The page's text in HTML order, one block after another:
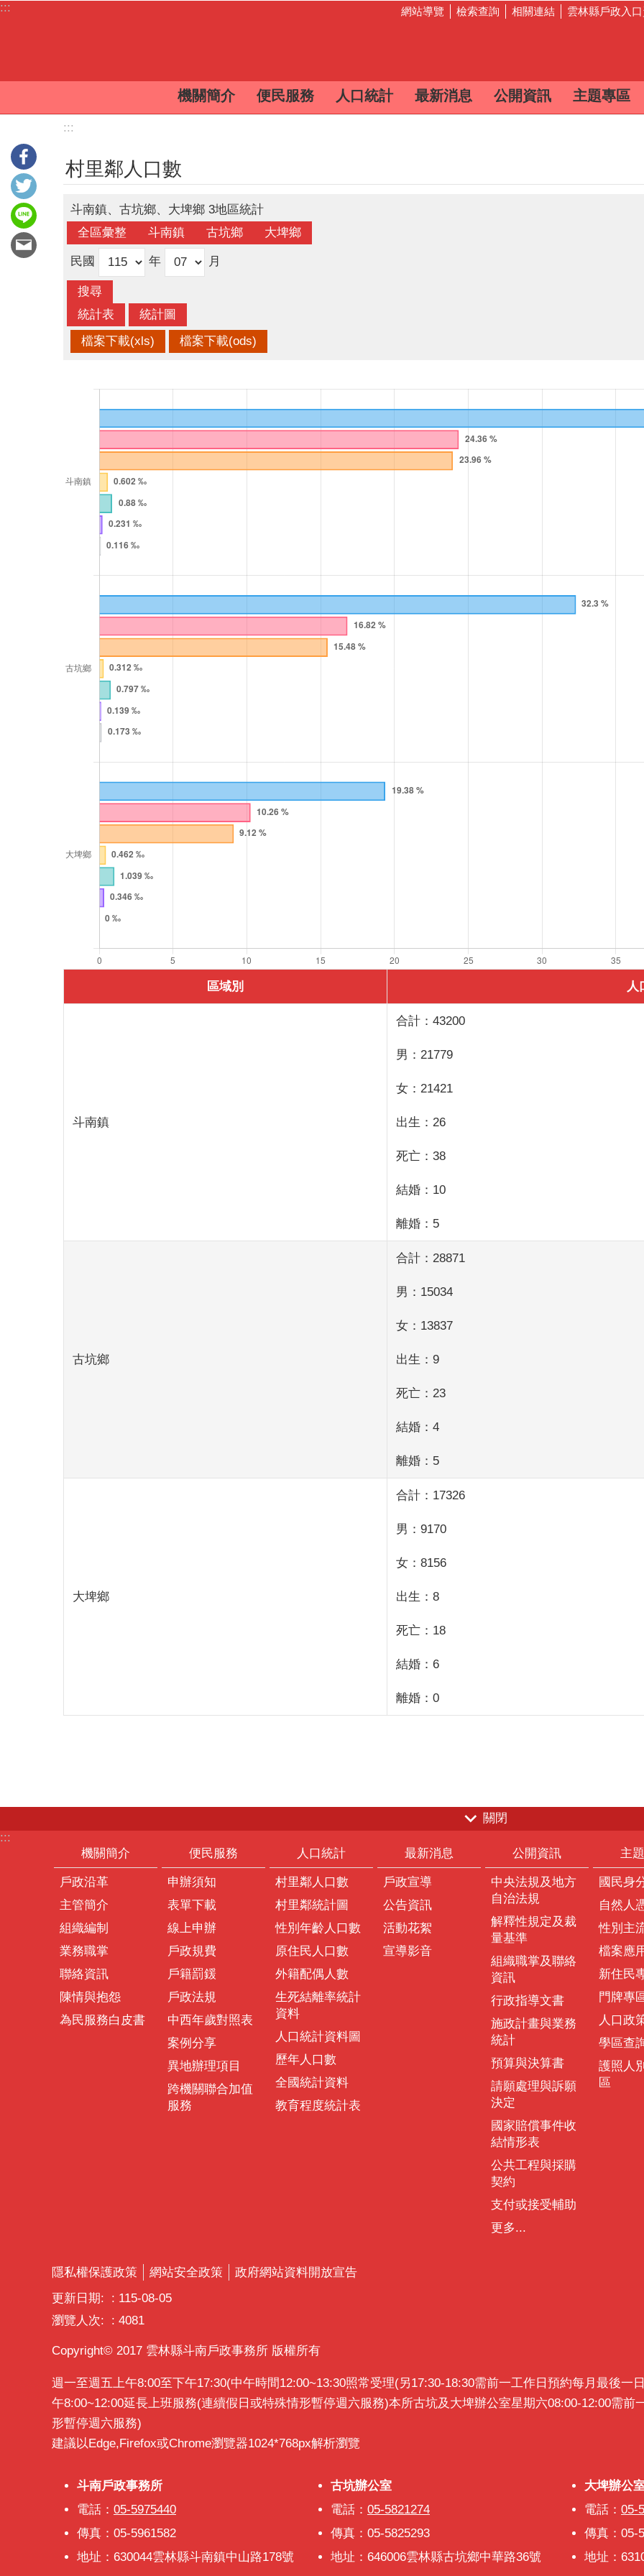
跳到主要內容區塊
::: 網站導覽 檢索查詢 相關連結 雲林縣戶政入
機關簡介 便民服務 人口統計 最新消息 公開資訊 主題專區
:::
村里鄰人口數
斗南鎮、古坑鄉、大埤鄉 3地區統計
民國 年 月
區域別 人
斗南鎮
合計：43200
男：21779
女：21421
出生：26
死亡：38
結婚：10
離婚：5
古坑鄉
合計：28871
男：15034
女：13837
出生：9
死亡：23
結婚：4
離婚：5
大埤鄉
合計：17326
男：9170
女：8156
出生：8
死亡：18
結婚：6
離婚：0
關閉
:::
機關簡介
戶政沿革
主管簡介
組織編制
業務職掌
聯絡資訊
陳情與抱怨
為民服務白皮書
便民服務
申辦須知
表單下載
線上申辦
戶政規費
戶籍罰鍰
戶政法規
中西年歲對照表
案例分享
異地辦理項目
跨機關聯合加值
服務
人口統計
村里鄰人口數
村里鄰統計圖
性別年齡人口數
原住民人口數
外籍配偶人數
生死結離率統計
資料
人口統計資料圖
歷年人口數
全國統計資料
教育程度統計表
最新消息
戶政宣導
公告資訊
活動花絮
宣導影音
公開資訊
中央法規及地方
自治法規
解釋性規定及裁
量基準
組織職掌及聯絡
資訊
行政指導文書
施政計畫與業務
統計
預算與決算書
請願處理與訴願
決定
國家賠償事件收
結情形表
公共工程與採購
契約
支付或接受輔助
更多...
主
國民身
自然人
性別主
檔案應
新住民
門牌專
人口政
學區查
護照人
區
隱私權保護政策 網站安全政策
政府網站資料開放宣告
更新日期:
115-08-05
瀏覽人次:
4081
Copyright© 2017 雲林縣斗南戶政事務所 版權所有
週一至週五上午8:00至下午17:30(中午時間12:00~13:30照常受理(另17:30-18:30需前一工作日預約每月最後一
午8:00~12:00延長上班服務(連續假日或特殊情形暫停週六服務)本所古坑及大埤辦公室星期六08:00-12:00需前
形暫停週六服務)
建議以Edge,Firefox或Chrome瀏覽器1024*768px解析瀏覽
斗南戶政事務所
斗南戶政事務所
電話： 05-5975440
傳真：05-5961582
地址：630044雲林縣斗南鎮中山路178號
古坑辦公室
古坑辦公室
電話： 05-5821274
傳真：05-5825293
地址：646006雲林縣古坑鄉中華路36號
大埤辦公室
大埤辦公
電話： 05-
傳真：05-
地址：